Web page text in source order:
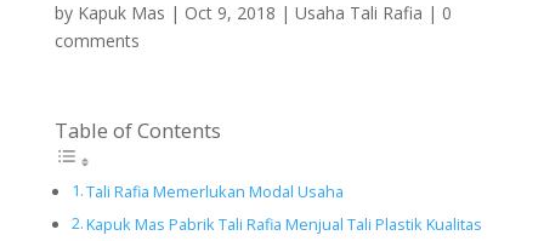
by Kapuk Mas | Oct 9, 2018 | Usaha Tali Rafia | 0
comments
Table of Contents
Tali Rafia Memerlukan Modal Usaha
Kapuk Mas Pabrik Tali Rafia Menjual Tali Plastik Kualitas